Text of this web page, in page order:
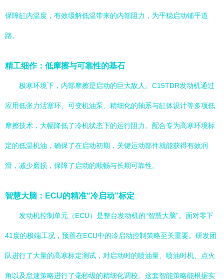
保障缸内温度，有效缓解低温带来的内部阻力，为平稳启动铺平道
路。
精工细作：低摩擦与可靠性的基石
极寒环境下，内部摩擦是启动的巨大敌人。C15TDR发动机通过
应用低张力活塞环、可变机油泵、精细化的轴系与缸体设计等多项低
摩擦技术，大幅降低了冷机状态下的运行阻力。配合专为高寒环境标
定的低温机油，确保了在启动初期，关键运动部件就能获得有效润
滑，减少磨损，保障了启动的顺畅与长期可靠性。
智慧大脑：ECU的精准“冷启动”标定
发动机控制单元（ECU）是整台发动机的“智慧大脑”。面对零下
41度的极端工况，预置在ECU中的冷启动控制策略至关重要。研发团
队进行了大量的高寒标定测试，对启动时的喷油量、喷油时机、点火
角以及怠速策略进行了毫秒级的精细化调校。这套智能策略能根据实